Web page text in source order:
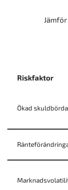
Riskfaktor
Ökad skuldbörda